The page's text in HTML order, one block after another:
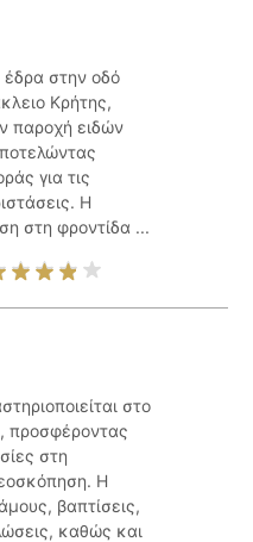
έδρα στην οδό
Κρήτης,
παροχή ειδών
για τις
Η
στη φροντίδα ...
στο
προσφέροντας
στη
Η
βαπτίσεις,
καθώς και